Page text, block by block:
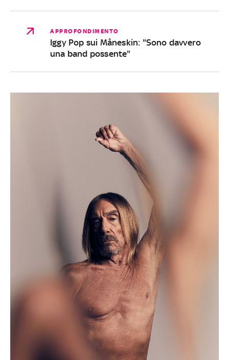
APPROFONDIMENTO
Iggy Pop sui Måneskin: "Sono davvero
una band possente"